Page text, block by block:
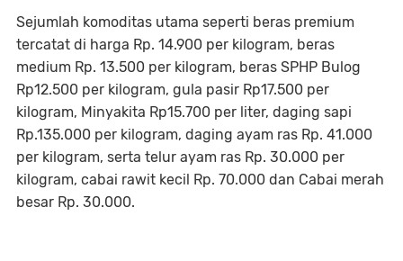
Sejumlah komoditas utama seperti beras premium
tercatat di harga Rp. 14.900 per kilogram, beras
medium Rp. 13.500 per kilogram, beras SPHP Bulog
Rp12.500 per kilogram, gula pasir Rp17.500 per
kilogram, Minyakita Rp15.700 per liter, daging sapi
Rp.135.000 per kilogram, daging ayam ras Rp. 41.000
per kilogram, serta telur ayam ras Rp. 30.000 per
kilogram, cabai rawit kecil Rp. 70.000 dan Cabai merah
besar Rp. 30.000.